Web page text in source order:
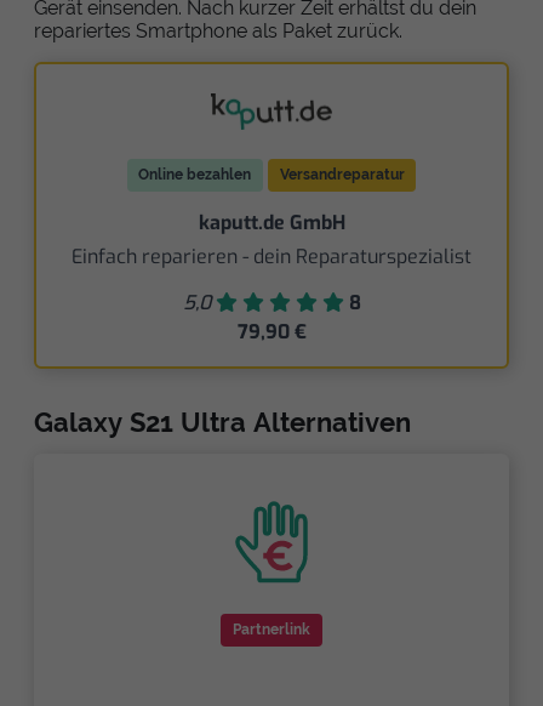
Gerät einsenden. Nach kurzer Zeit erhältst du dein
repariertes Smartphone als Paket zurück.
Online bezahlen Versandreparatur
kaputt.de GmbH
Einfach reparieren - dein Reparaturspezialist
5,0
8
79,90 €
Galaxy S21 Ultra Alternativen
Partnerlink